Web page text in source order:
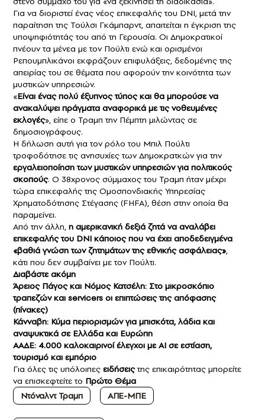
Για να διοριστεί ένας νέος επικεφαλής του DNI, μετά την
παραίτηση της Τούλσι Γκάμπαρντ, απαιτείται η έγκριση της
υποψηφιότητάς του από τη Γερουσία. Οι Δημοκρατικοί
πνέουν τα μένεα με τον Πούλτι ενώ και ορισμένοι
Ρεπουμπλικάνοι εκφράζουν επιφυλάξεις, δεδομένης της
απειρίας του σε θέματα που αφορούν την κοινότητα των
μυστικών υπηρεσιών.
«Είναι ένας πολύ έξυπνος τύπος και θα μπορούσε να
ανακαλύψει πράγματα αναφορικά με τις νοθευμένες
εκλογές», είπε ο Τραμπ την Πέμπτη μιλώντας σε
δημοσιογράφους.
Η δήλωση αυτή για τον ρόλο του Μπιλ Πούλτι
τροφοδότησε τις ανησυχίες των Δημοκρατκών για την
εργαλειοποίηση των μυστικών υπηρεσιών για πολιτικούς
σκοπούς. Ο 38χρονος σύμμαχος του Τραμπ ήταν μέχρι
τώρα επικεφαλής της Ομοσπονδιακής Υπηρεσίας
Χρηματοδότησης Στέγασης (FHFA), θέση στην οποία θα
παραμείνει.
Από την άλλη, η αμερικανική δεξιά ζητά να αναλάβει
επικεφαλής του DNI κάποιος που να έχει αποδεδειγμένα
«βαθιά γνώση των ζητημάτων της εθνικής ασφάλειας»,
κάτι που δεν συμβαίνει με τον Πούλτι.
Διαβάστε ακόμη
Άρειος Πάγος και Νόμος Κατσέλη: Στο μικροσκόπιο
τραπεζών και servicers οι επιπτώσεις της απόφασης
(πίνακες)
Κάνναβη: Κύμα περιορισμών για μπισκότα, λάδια και
αναψυκτικά σε Ελλάδα και Ευρώπη
ΑΑΔΕ: 4.000 καλοκαιρινοί έλεγχοι με ΑΙ σε εστίαση,
τουρισμό και εμπόριο
Για όλες τις υπόλοιπες ειδήσειςτης επικαιρότητας μπορείτε
να επισκεφτείτε το Πρώτο Θέμα
Ντόναλντ Τραμπ
ΑΠΕ-ΜΠΕ